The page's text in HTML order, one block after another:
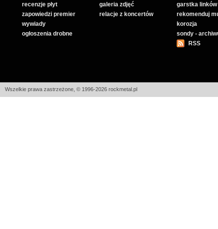
recenzje płyt
zapowiedzi premier
wywiady
ogłoszenia drobne
galeria zdjęć
relacje z koncertów
garstka linków
rekomenduj
korozja
sondy -
RSS
Wszelkie prawa zastrzeżone, © 1996-2026 rockmetal.pl